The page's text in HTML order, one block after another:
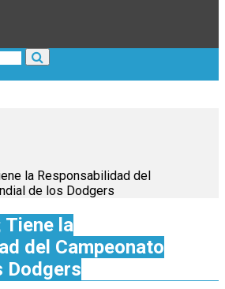
la Responsabilidad del
de los Dodgers
Tiene la
del Campeonato
Dodgers